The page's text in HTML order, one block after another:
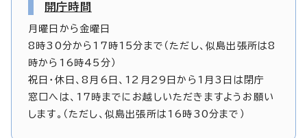
開庁時間
月曜日から金曜日
8時30分から17時15分まで（ただし、似島出張所は8
時から16時45分）
祝日・休日、8月6日、12月29日から1月3日は閉庁
窓口へは、17時までにお越しいただきますようお願い
します。（ただし、似島出張所は16時30分まで）